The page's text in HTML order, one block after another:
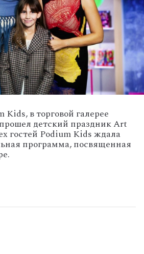
Kids, в торговой галерее
детский праздник Art
гостей Podium Kids ждала
программа, посвященная